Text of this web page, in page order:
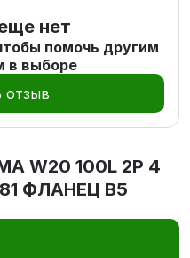
нет
помочь другим
в выборе
отзыв
W20 100L 2P 4
ФЛАНЕЦ В5